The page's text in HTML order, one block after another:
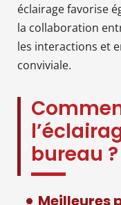
éclairage favorise
la collaboration
les interactions et
conviviale.
bureau ?
Meilleures